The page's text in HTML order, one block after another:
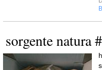
sorgente natura